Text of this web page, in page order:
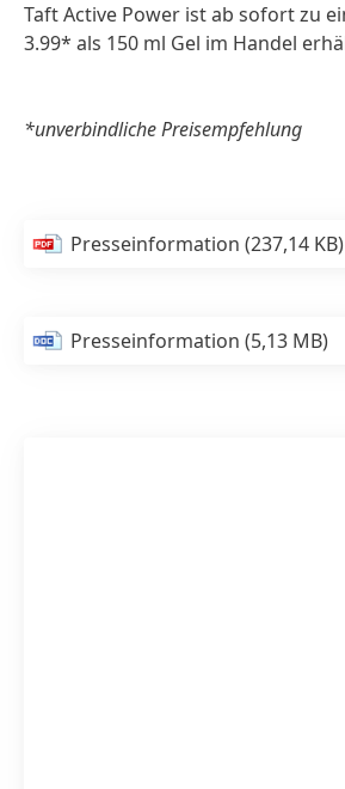
Taft Active Power ist ab sofort zu
3.99* als 150 ml Gel im Handel
*unverbindliche Preisempfehlung
Presseinformation(237,14 KB)
Presseinformation(5,13 MB)